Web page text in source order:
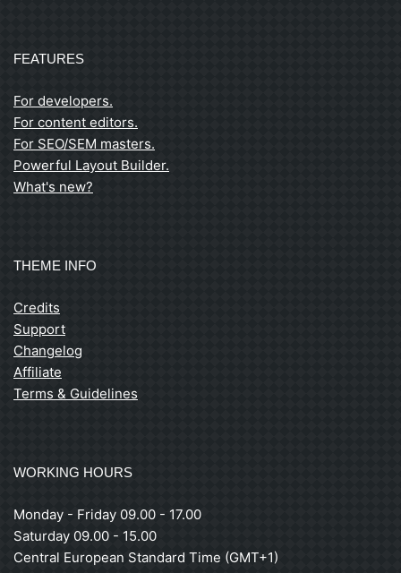
FEATURES
For developers.
For content editors.
For SEO/SEM masters.
Powerful Layout Builder.
What's new?
THEME INFO
Credits
Support
Changelog
Affiliate
Terms & Guidelines
WORKING HOURS
Monday - Friday 09.00 - 17.00
Saturday 09.00 - 15.00
Central European Standard Time (GMT+1)